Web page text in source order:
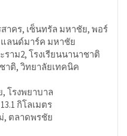
าคร, เซ็นทรัล มหาชัย, พอร์
แลนด์มาร์ค มหาชัย
ราม2, โรงเรียนนานาชาติ
าติ, วิทยาลัยเทคนิค
โรงพยาบาล
กิโลเมตร
, ตลาดพรชัย